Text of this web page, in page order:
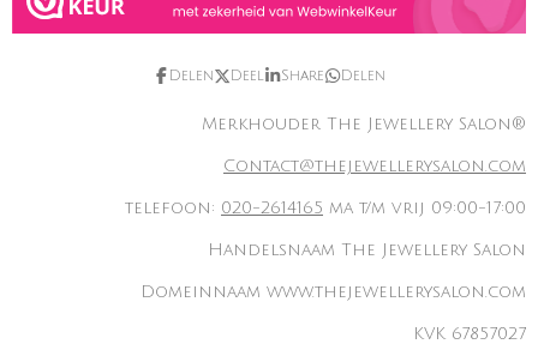
Delen Deel Share Delen
Merkhouder The Jewellery Salon®
Contact@thejewellerysalon.com
telefoon: 020-2614165 ma t/m vrij 09:00-17:00
Handelsnaam The Jewellery Salon
Domeinnaam www.thejewellerysalon.com
KVK 67857027